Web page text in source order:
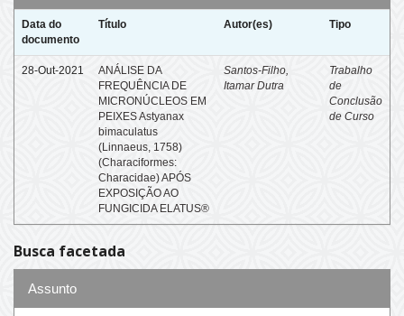
Data do
documento
Título Autor(es) Tipo
28-Out-2021
ANÁLISE DA
FREQUÊNCIA DE
MICRONÚCLEOS EM
PEIXES Astyanax
bimaculatus
(Linnaeus, 1758)
(Characiformes:
Characidae) APÓS
EXPOSIÇÃO AO
FUNGICIDA ELATUS®
Santos-Filho,
Itamar Dutra
Trabalho
de
Conclusão
de Curso
Busca facetada
Assunto